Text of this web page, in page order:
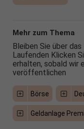
Mehr zum Thema
Bleiben Sie über
Laufenden Klicken
erhalten, sobald wir
veröffentlichen
Börse
Geldanlage